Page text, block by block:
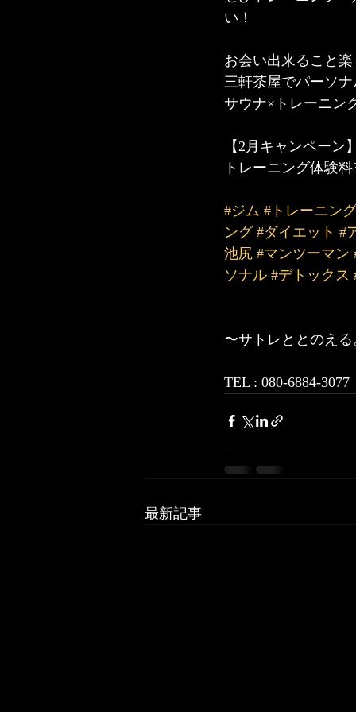
い！
お会い出来ること
三軒茶屋でパーソ
サウナ×トレーニン
【2月キャンペーン
トレーニング体験
#ジム #トレーニング
ング #ダイエット #
池尻 #マンツーマン
ソナル #デトックス
〜サトレととのえ
TEL : 080-6884-3077
最新記事